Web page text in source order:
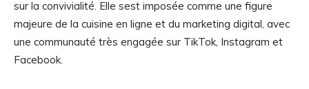
sur la convivialité. Elle sest imposée comme une figure
majeure de la cuisine en ligne et du marketing digital, avec
une communauté très engagée sur TikTok, Instagram et
Facebook.